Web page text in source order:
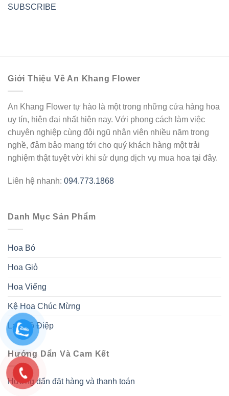
SUBSCRIBE
Giới Thiệu Về An Khang Flower
An Khang Flower tự hào là một trong những cửa hàng hoa
uy tín, hiện đại nhất hiện nay. Với phong cách làm việc
chuyên nghiệp cùng đội ngũ nhân viên nhiều năm trong
nghề, đảm bảo mang tới cho quý khách hàng một trải
nghiệm thật tuyệt vời khi sử dụng dịch vụ mua hoa tại đây.
Liên hệ nhanh: 094.773.1868
Danh Mục Sản Phẩm
Hoa Bó
Hoa Giỏ
Hoa Viếng
Kệ Hoa Chúc Mừng
Lan Hồ Điệp
Hướng Dẩn Và Cam Kết
Hướng dẩn đặt hàng và thanh toán